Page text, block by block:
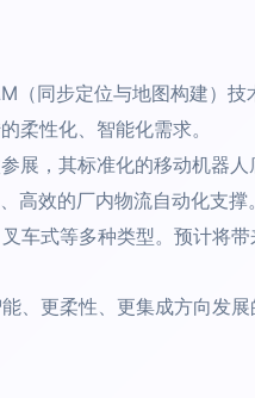
（同步定位与地图构建）
柔性化、智能化需求。
展，其标准化的移动机器
效的厂内物流自动化支撑。
车式等多种类型。预计将
、更柔性、更集成方向发展